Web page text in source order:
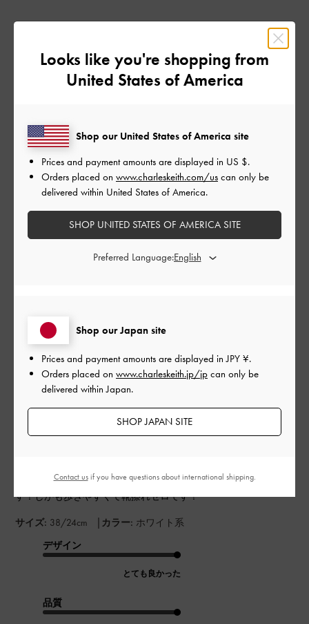
とっても可愛くて色んな服に合わせやすいです。クッション性
はほぼ無いですが、ヒールが低いのでたくさん歩いてもそこま
で疲れません。ただ踵が靴擦れしてしまったので、今は靴擦れ
防止の保護テープを予め貼ってから履くようにしています。
デザイン
品質
良かった
ご利用者様
雨の日のお決まりシューズ
が超絶可愛くて、かつお上品さが出てとってもお気に入りで
す！しかも歩きやすくて靴擦れゼロです！
サイズ: 38/24cm | カラー: ホワイト系
デザイン
とても良かった
品質
2025-08-06
Looks like you're shopping from
United States of America
Shop our Japan site
Prices and payment amounts are displayed inJPY ¥.
Orders placed on www.charleskeith.jp/jp can only be
delivered within Japan.
SHOP JAPAN SITE
Shop our United States of America site
Prices and payment amounts are displayed in US $.
Orders placed on www.charleskeith.com/us can only be
delivered within United States of America.
SHOP UNITED STATES OF AMERICA SITE
Preferred Language:
Contact usif you have questions about international shipping.